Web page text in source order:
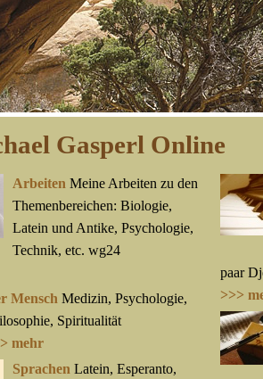
Gasperl Online
Arbeiten Meine Arbeiten zu den
Themenbereichen: Biologie,
Latein und Antike, Psychologie,
Technik, etc. wg24
Mensch Medizin, Psychologie,
Spiritualität
mehr
Sprachen Latein, Esperanto,
paar
>>>